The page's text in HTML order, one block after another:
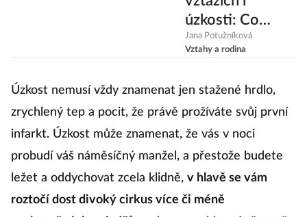
úzkosti: Co
všechno
způsobují
z dětství?
Jana Potužníková
Vztahy a rodina
Úzkost nemusí vždy znamenat jen stažené hrdlo,
zrychlený tep a pocit, že právě prožíváte svůj první
infarkt. Úzkost může znamenat, že vás v noci
probudí váš náměsíčný manžel, a přestože budete
ležet a oddychovat zcela klidně, v hlavě se vám
roztočí dost divoký cirkus více či méně